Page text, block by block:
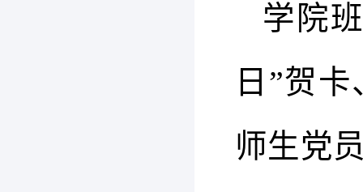
学院
日”贺
师生党